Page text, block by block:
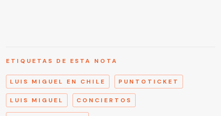
ETIQUETAS DE ESTA NOTA
LUIS MIGUEL EN CHILE PUNTOTICKET
LUIS MIGUEL CONCIERTOS